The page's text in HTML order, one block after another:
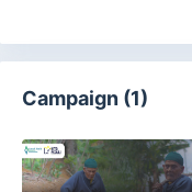
Campaign (1)